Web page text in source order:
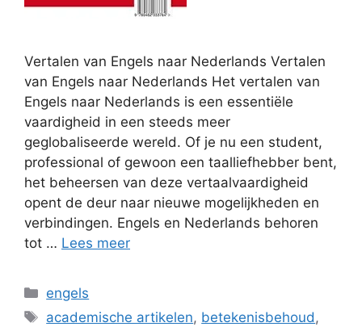
Vertalen van Engels naar Nederlands Vertalen
van Engels naar Nederlands Het vertalen van
Engels naar Nederlands is een essentiële
vaardigheid in een steeds meer
geglobaliseerde wereld. Of je nu een student,
professional of gewoon een taalliefhebber bent,
het beheersen van deze vertaalvaardigheid
opent de deur naar nieuwe mogelijkheden en
verbindingen. Engels en Nederlands behoren
tot … Lees meer
Categorieën
engels
Tags
academische artikelen, betekenisbehoud ,